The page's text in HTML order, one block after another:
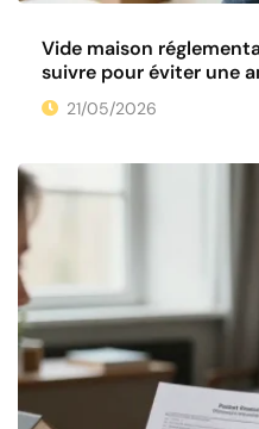
Vide maison
suivre pour éviter une
21/05/2026